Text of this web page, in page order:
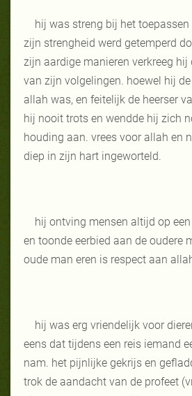
hij was streng bij het
zijn strengheid werd getemperd
zijn aardige manieren verkreeg hij
van zijn volgelingen. hoewel hij
allah was, en feitelijk de heerser
hij nooit trots en wendde hij zich
houding aan. vrees voor allah en
diep in zijn hart ingeworteld.
hij ontving mensen altijd op
en toonde eerbied aan de oudere
oude man eren is respect aan
hij was erg vriendelijk voor
eens dat tijdens een reis iemand
nam. het pijnlijke gekrijs en
trok de aandacht van de profeet